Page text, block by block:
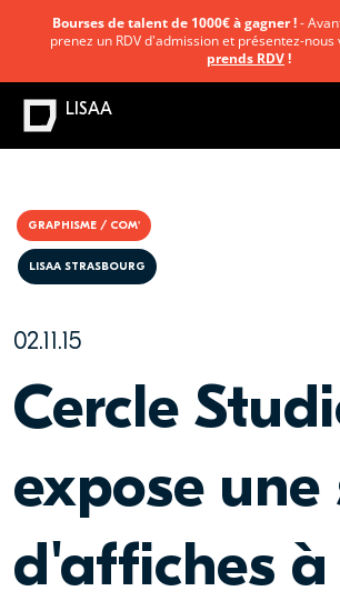
GRAPHISME / COM'
02.11.15
LISAA STRASBOURG
Cercle
expose une
d'affiches à
Bourses de talent de 1000€ à gagner !-
prenez un RDV d'admission et présentez-
prends RDV!
LISAA